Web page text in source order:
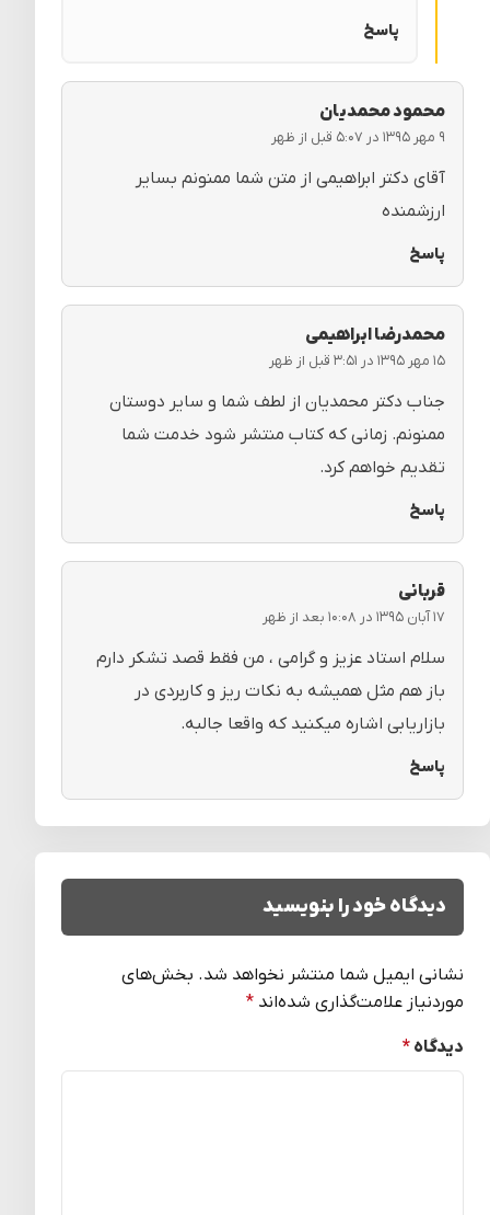
پاسخ
محمود محمدیان
۹ مهر ۱۳۹۵ در ۵:۰۷ قبل از ظهر
آقای دکتر ابراهیمی از متن شما ممنونم بسایر
ارزشمنده
پاسخ
محمدرضا ابراهیمی
۱۵ مهر ۱۳۹۵ در ۳:۵۱ قبل از ظهر
جناب دکتر محمدیان از لطف شما و سایر دوستان
ممنونم. زمانی که کتاب منتشر شود خدمت شما
تقدیم خواهم کرد.
پاسخ
قربانی
۱۷ آبان ۱۳۹۵ در ۱۰:۰۸ بعد از ظهر
سلام استاد عزیز و گرامی ، من فقط قصد تشکر دارم
باز هم مثل همیشه به نکات ریز و کاربردی در
بازاریابی اشاره میکنید که واقعا جالبه.
پاسخ
دیدگاه خود را بنویسید
نشانی ایمیل شما منتشر نخواهد شد. بخش‌های
موردنیاز علامت‌گذاری شده‌اند *
دیدگاه *